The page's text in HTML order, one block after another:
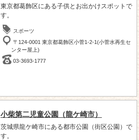
東京都葛飾区にある子供とお出かけスポットで
す。
スポーツ
〒124-0001 東京都葛飾区小菅1-2-1(小菅水再生セ
ンター屋上)
03-3693-1777
小柴第二児童公園（龍ケ崎市）
茨城県龍ケ崎市にある都市公園（街区公園）で
す。